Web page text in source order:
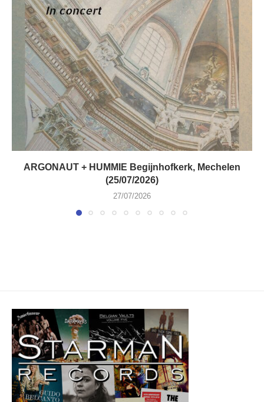
ARGONAUT + HUMMIE Begijnhofkerk, Mechelen
(25/07/2026)
27/07/2026